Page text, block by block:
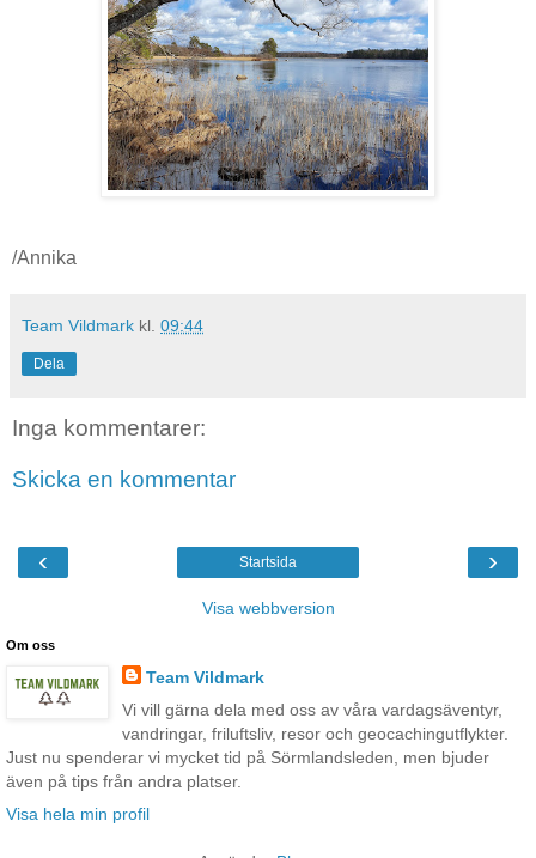
/Annika
Team Vildmark kl. 09:44
Dela
Inga kommentarer:
Skicka en kommentar
‹ ›
Startsida
Visa webbversion
Om oss
Team Vildmark
Vi vill gärna dela med oss av våra vardagsäventyr,
vandringar, friluftsliv, resor och geocachingutflykter.
Just nu spenderar vi mycket tid på Sörmlandsleden, men bjuder
även på tips från andra platser.
Visa hela min profil